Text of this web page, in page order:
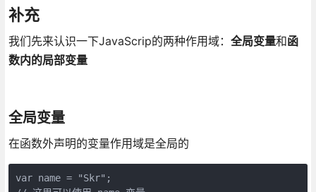
补充
我们先来认识一下JavaScrip的两种作用域： 全局变量和函
数内的局部变量
全局变量
在函数外声明的变量作用域是全局的
var name = "Skr";